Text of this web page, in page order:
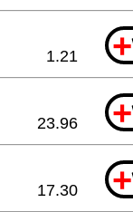
+
1.21
+
23.96
+
17.30